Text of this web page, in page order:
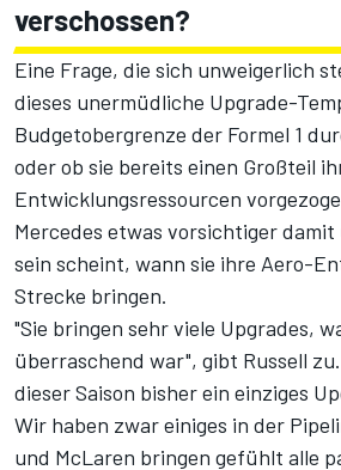
verschossen?
Eine Frage, die sich unweigerlich
dieses unermüdliche Upgrade-
Budgetobergrenze der Formel 1
oder ob sie bereits einen Großteil
Entwicklungsressourcen
Mercedes etwas vorsichtiger damit
sein scheint, wann sie ihre Aero-
Strecke bringen.
"Sie bringen sehr viele Upgrades,
überraschend war", gibt Russell
dieser Saison bisher ein einziges
Wir haben zwar einiges in der
und McLaren bringen gefühlt alle